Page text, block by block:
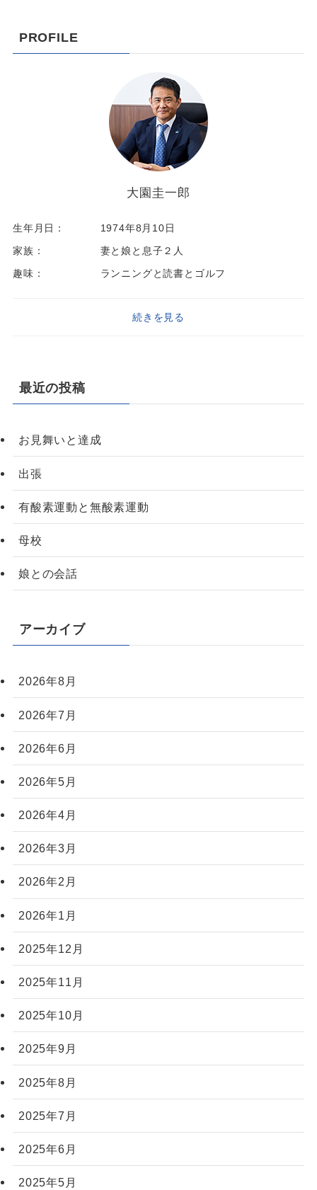
PROFILE
大園圭一郎
生年月日：
1974年8月10日
家族：
妻と娘と息子２人
趣味：
ランニングと読書とゴルフ
続きを見る
最近の投稿
お見舞いと達成
出張
有酸素運動と無酸素運動
母校
娘との会話
アーカイブ
2026年8月
2026年7月
2026年6月
2026年5月
2026年4月
2026年3月
2026年2月
2026年1月
2025年12月
2025年11月
2025年10月
2025年9月
2025年8月
2025年7月
2025年6月
2025年5月